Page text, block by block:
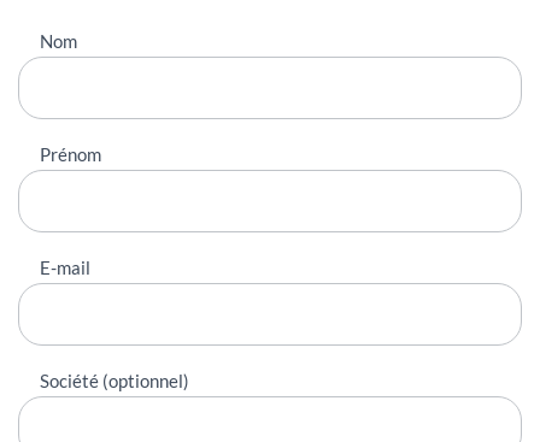
Nous
contacter
Nom
Prénom
E-mail
Société (optionnel)